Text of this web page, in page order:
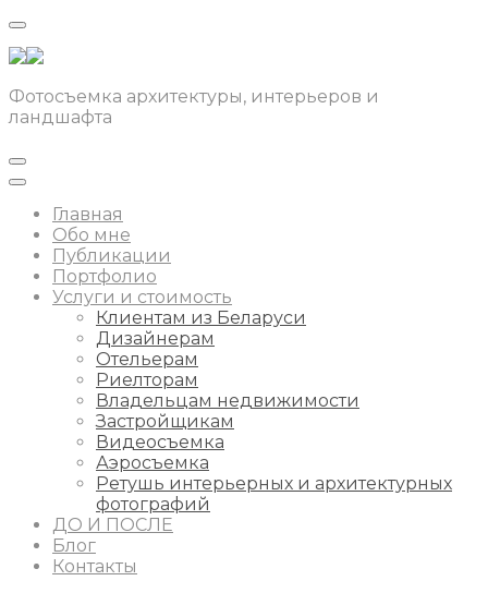
Фотосъемка архитектуры, интерьеров и
ландшафта
Главная
Обо мне
Публикации
Портфолио
Услуги и стоимость
Клиентам из Беларуси
Дизайнерам
Отельерам
Риелторам
Владельцам недвижимости
Застройщикам
Видеосъемка
Аэросъемка
Ретушь интерьерных и архитектурных
фотографий
ДО И ПОСЛЕ
Блог
Контакты